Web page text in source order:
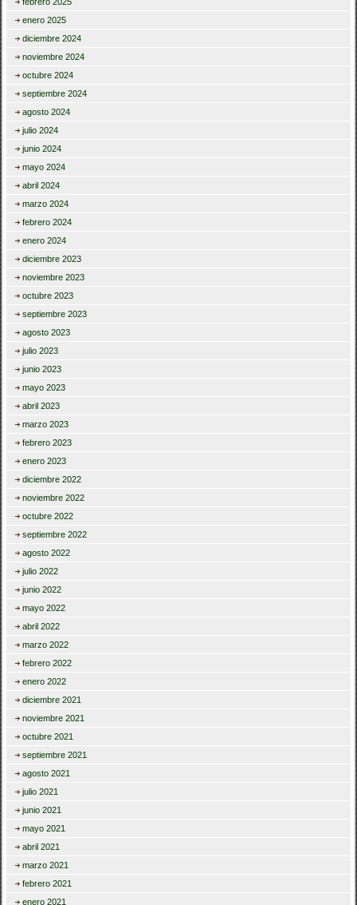
enero 2025
diciembre 2024
noviembre 2024
octubre 2024
septiembre 2024
agosto 2024
julio 2024
junio 2024
mayo 2024
abril 2024
marzo 2024
febrero 2024
enero 2024
diciembre 2023
noviembre 2023
octubre 2023
septiembre 2023
agosto 2023
julio 2023
junio 2023
mayo 2023
abril 2023
marzo 2023
febrero 2023
enero 2023
diciembre 2022
noviembre 2022
octubre 2022
septiembre 2022
agosto 2022
julio 2022
junio 2022
mayo 2022
abril 2022
marzo 2022
febrero 2022
enero 2022
diciembre 2021
noviembre 2021
octubre 2021
septiembre 2021
agosto 2021
julio 2021
junio 2021
mayo 2021
abril 2021
marzo 2021
febrero 2021
enero 2021